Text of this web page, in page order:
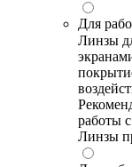
Для
Линзы
работы
Линзы